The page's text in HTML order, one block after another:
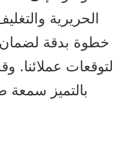
الحريرية
خطوة بدقة
لتوقعات عملائنا.
بالتميز سمعة